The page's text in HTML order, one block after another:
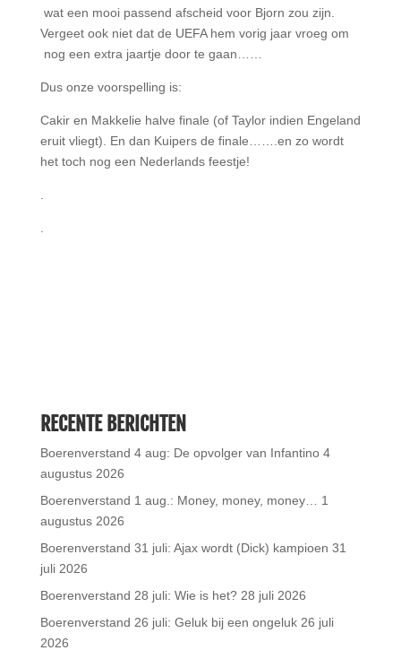
wat een mooi passend afscheid voor Bjorn zou zijn.
Vergeet ook niet dat de UEFA hem vorig jaar vroeg om
nog een extra jaartje door te gaan……
Dus onze voorspelling is:
Cakir en Makkelie halve finale (of Taylor indien Engeland
eruit vliegt). En dan Kuipers de finale…….en zo wordt
het toch nog een Nederlands feestje!
RECENTE BERICHTEN
Boerenverstand 4 aug: De opvolger van Infantino 4
augustus 2026
Boerenverstand 1 aug.: Money, money, money…
1
augustus 2026
Boerenverstand 31 juli: Ajax wordt (Dick) kampioen 31
juli 2026
Boerenverstand 28 juli: Wie is het? 28 juli 2026
Boerenverstand 26 juli: Geluk bij een ongeluk 26 juli
2026